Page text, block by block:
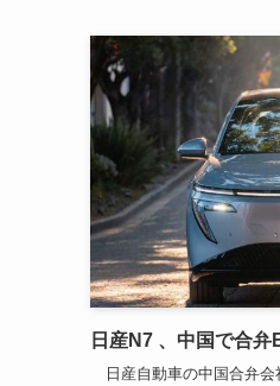
日産N7 、中国で合
日産自動車の中国合弁会